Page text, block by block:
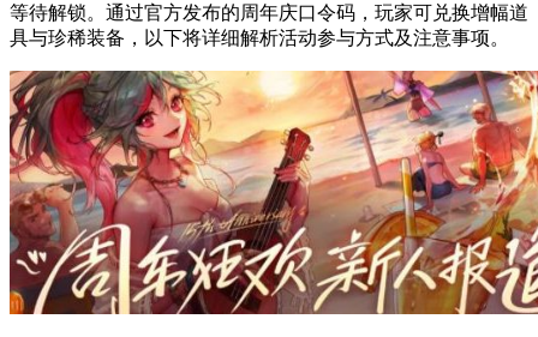
等待解锁。通过官方发布的周年庆口令码，玩家可兑换增幅道
具与珍稀装备，以下将详细解析活动参与方式及注意事项。